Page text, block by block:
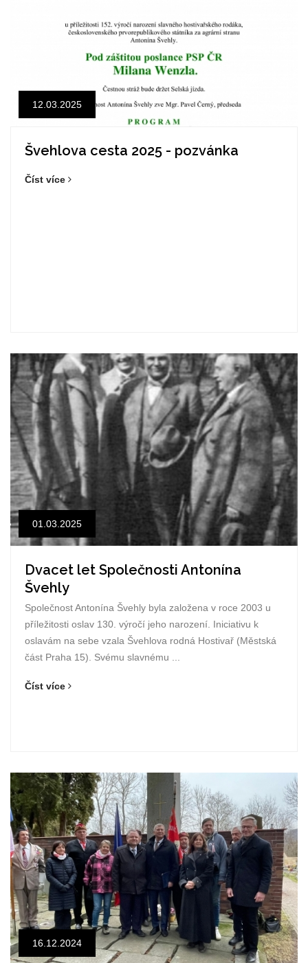
12.03.2025
Švehlova cesta 2025 - pozvánka
Číst více
01.03.2025
Dvacet let Společnosti Antonína
Švehly
Společnost Antonína Švehly byla založena v roce 2003 u
příležitosti oslav 130. výročí jeho narození. Iniciativu k
oslavám na sebe vzala Švehlova rodná Hostivař (Městská
část Praha 15). Svému slavnému ...
Číst více
16.12.2024